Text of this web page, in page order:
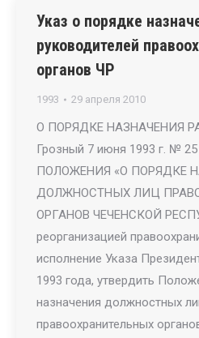
Указ о порядке
руководителей
органов ЧР
1993 29 апреля 2010
О ПОРЯДКЕ НАЗНАЧЕНИЯ
Грозный 7 июня 1993 г. №
ПОЛОЖЕНИЯ «О ПОРЯДКЕ
ДОЛЖНОСТНЫХ ЛИЦ
ОРГАНОВ ЧЕЧЕНСКОЙ
реорганизацией
исполнение Указа
1993 года, утвердить
назначения должностных
правоохранительных